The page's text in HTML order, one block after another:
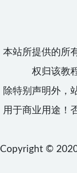
本站所提供的所
权归该教
除特别声明外，
用于商业用途！
Copyright ©